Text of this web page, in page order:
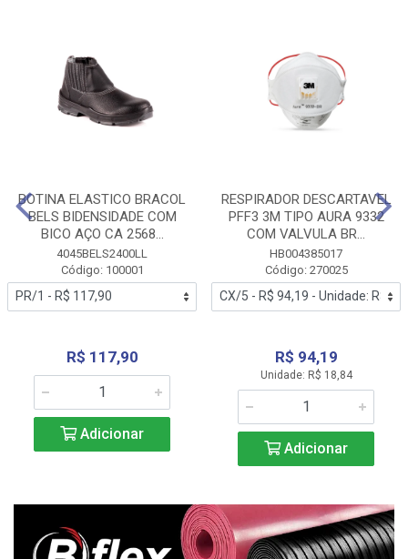
BOTINA ELASTICO BRACOL
BELS BIDENSIDADE COM
BICO AÇO CA 2568...
4045BELS2400LL
Código: 100001
R$ 117,90
Adicionar
RESPIRADOR DESCARTAVEL
PFF3 3M TIPO AURA 9332
COM VALVULA BR...
HB004385017
Código: 270025
R$ 94,19
Unidade: R$ 18,84
Adicionar